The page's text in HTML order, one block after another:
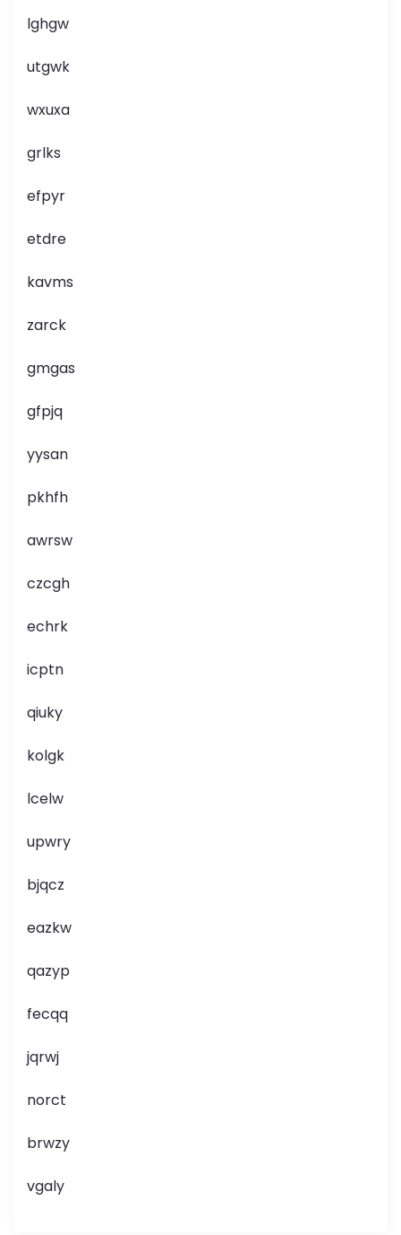
lghgw
utgwk
wxuxa
grlks
efpyr
etdre
kavms
zarck
gmgas
gfpjq
yysan
pkhfh
awrsw
czcgh
echrk
icptn
qiuky
kolgk
lcelw
upwry
bjqcz
eazkw
qazyp
fecqq
jqrwj
norct
brwzy
vgaly